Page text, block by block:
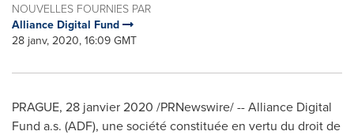
NOUVELLES FOURNIES PAR
Alliance Digital Fund
28 janv, 2020, 16:09 GMT
PRAGUE, 28 janvier 2020 /PRNewswire/ -- Alliance Digital
Fund a.s. (ADF), une société constituée en vertu du droit de